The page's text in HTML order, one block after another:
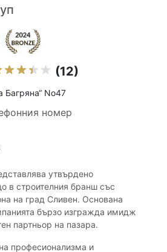
(12)
Багряна“ No47
номер
утвърдено
в строителния бранш със
на град Сливен. Основана
бързо изгражда имидж
партньор на пазара.
професионализма и